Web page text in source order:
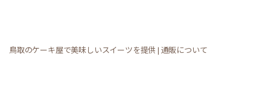
鳥取のケーキ屋で美味しいスイーツを提供 | 通販について